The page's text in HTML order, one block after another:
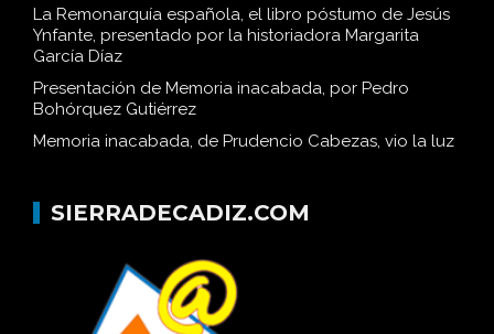
La Remonarquía española, el libro póstumo de Jesús
Ynfante, presentado por la historiadora Margarita
García Díaz
Presentación de Memoria inacabada, por Pedro
Bohórquez Gutiérrez
Memoria inacabada, de Prudencio Cabezas, vio la luz
SIERRADECADIZ.COM